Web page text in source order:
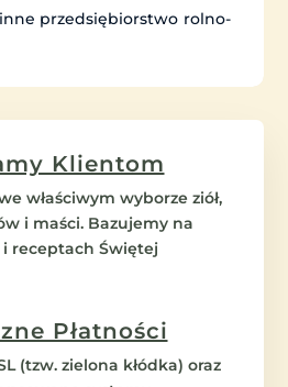
przedsiębiorstwo rolno-
Klientom
właściwym wyborze ziół,
i maści. Bazujemy na
receptach Świętej
Płatności
(tzw. zielona kłódka) oraz